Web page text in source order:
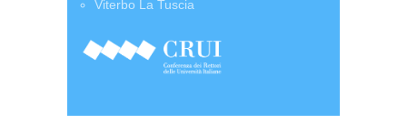
Viterbo La Tuscia